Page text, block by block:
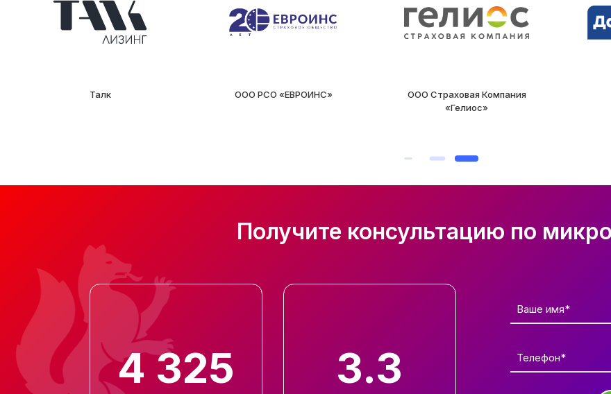
Талк ООО РСО «ЕВРОИНС»
ООО Страховая Компания
«Гелиос»
Получите консультацию по
4 325 3.3
Ваше имя*
Телефон*